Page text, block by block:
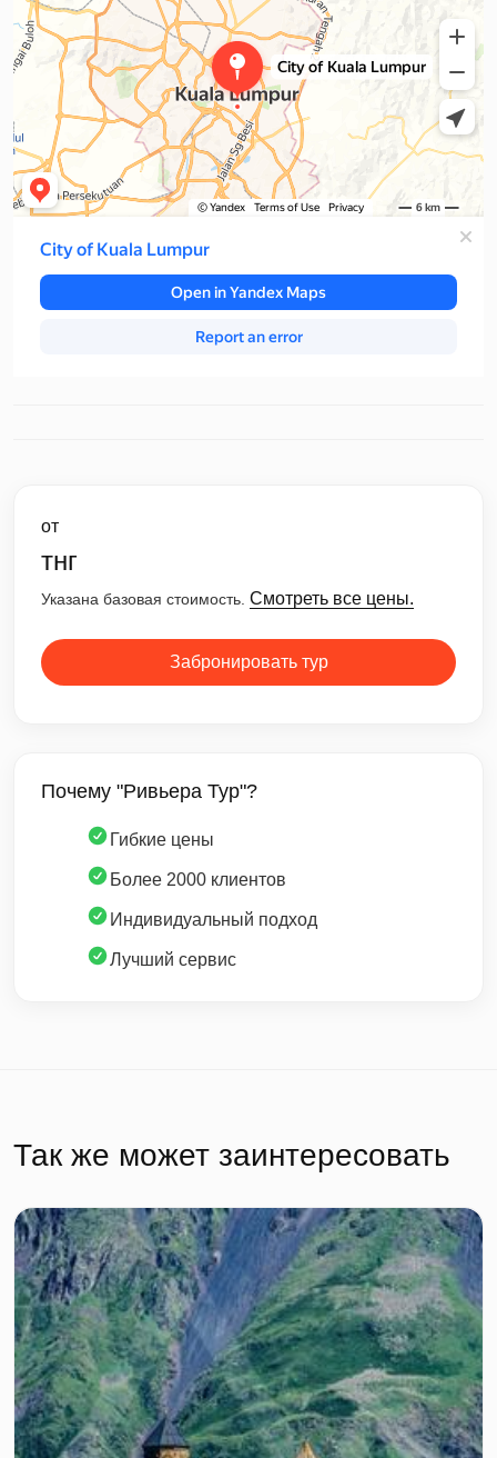
от
тнг
Указана базовая стоимость. Смотреть все цены.
Забронировать тур
Почему "Ривьера Тур"?
Гибкие цены
Более 2000 клиентов
Индивидуальный подход
Лучший сервис
Так же может заинтересовать